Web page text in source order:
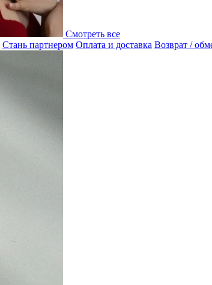
Смотреть все
Стань партнером Оплата и доставка Возврат /